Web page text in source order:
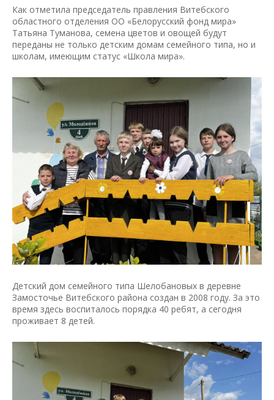
Как отметила председатель правления Витебского
областного отделения ОО «Белорусский фонд мира»
Татьяна Туманова, семена цветов и овощей будут
переданы не только детским домам семейного типа, но и
школам, имеющим статус «Школа мира».
Детский дом семейного типа Шелобановых в деревне
Замосточье Витебского района создан в 2008 году. За это
время здесь воспиталось порядка 40 ребят, а сегодня
проживает 8 детей.